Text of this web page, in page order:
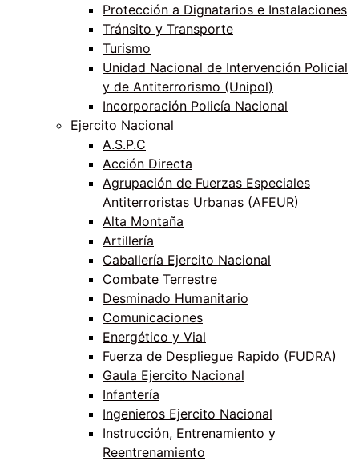
Protección a Dignatarios e Instalaciones
Tránsito y Transporte
Turismo
Unidad Nacional de Intervención Policial
y de Antiterrorismo (Unipol)
Incorporación Policía Nacional
Ejercito Nacional
A.S.P.C
Acción Directa
Agrupación de Fuerzas Especiales
Antiterroristas Urbanas (AFEUR)
Alta Montaña
Artillería
Caballería Ejercito Nacional
Combate Terrestre
Desminado Humanitario
Comunicaciones
Energético y Vial
Fuerza de Despliegue Rapido (FUDRA)
Gaula Ejercito Nacional
Infantería
Ingenieros Ejercito Nacional
Instrucción, Entrenamiento y
Reentrenamiento